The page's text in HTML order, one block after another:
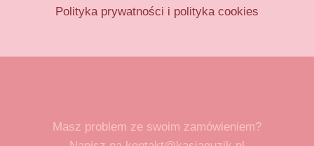
Polityka prywatności i polityka cookies
Masz problem ze swoim zamówieniem?